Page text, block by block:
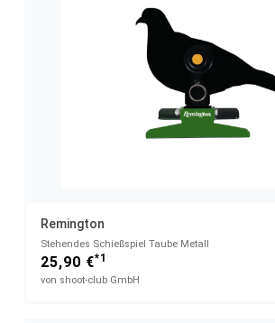
Remington
Stehendes Schießspiel Taube Metall
25,90 €*1
von shoot-club GmbH